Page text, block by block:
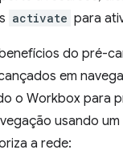
activate para
do pré-
em
o Workbox para
usando
a rede: